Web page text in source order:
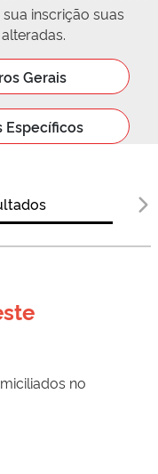
inscrição suas
Gerais
Específicos
no